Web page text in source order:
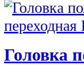
Головка